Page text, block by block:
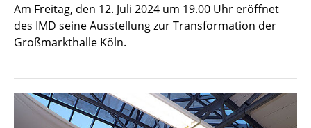
Am Freitag, den 12. Juli 2024 um 19.00 Uhr eröffnet
des IMD seine Ausstellung zur Transformation der
Großmarkthalle Köln.